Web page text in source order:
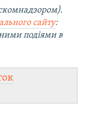
сайту:
подіями в